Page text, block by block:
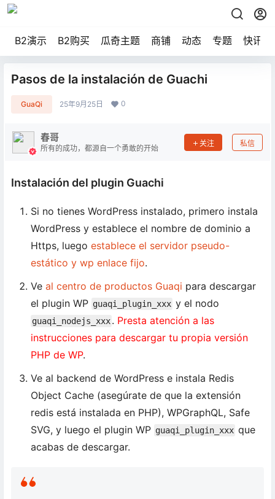
B2演示 B2购买 瓜奇主题 商铺 动态 专题 快讯
Pasos de la instalación de Guachi
GuaQi 25年9月25日 0
春哥
所有的成功，都源自一个勇敢的开始
关注 私信
Instalación del plugin Guachi
Si no tienes WordPress instalado, primero instala
WordPress y establece el nombre de dominio a
Https, luego establece el servidor pseudo-
estático y wp enlace fijo.
Ve al centro de productos Guaqi para descargar
el plugin WP guaqi_plugin_xxx y el nodo
guaqi_nodejs_xxx. Presta atención a las
instrucciones para descargar tu propia versión
PHP de WP.
Ve al backend de WordPress e instala Redis
Object Cache (asegúrate de que la extensión
redis está instalada en PHP), WPGraphQL, Safe
SVG, y luego el plugin WP guaqi_plugin_xxx que
acabas de descargar.